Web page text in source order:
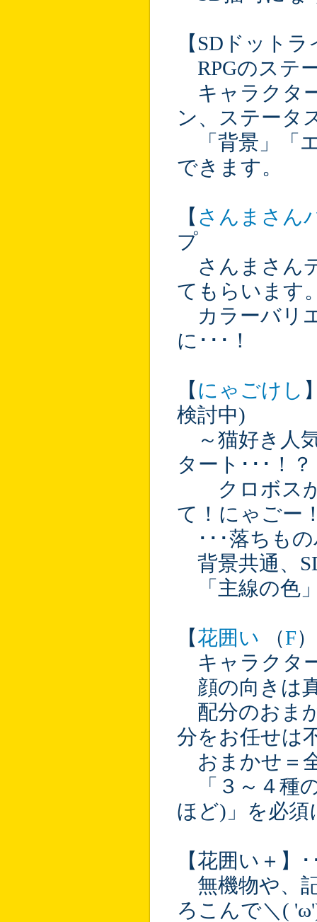
【SDドット
RPGのステ
キャラクタ
ン、ステータ
「背景」「
できます。
【 さんまさん
プ
さんまさん
てもらいます
カラーバリ
に･･･！
【 にゃごけし
検討中)
～猫好き人
タート･･･！？
クロボスが
て！にゃごー
･･･落ちもの
背景共通、
「主線の色
【花囲い （F
キャラクタ
顔の向きは
配分のおま
分をお任せは
おまかせ＝
「３～４種
ほど)」を必
【花囲い＋】
無機物や、
ろこんで＼(